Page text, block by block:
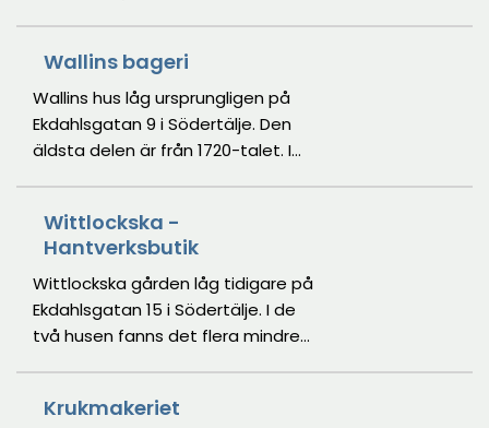
Torekällberget för att ge plats åt
varuhuset Kringlan. Idag finns
Lindbloms kafé i huset.
Södertälje. I ett accidenstryckeri
tillverkas tillfälliga trycksaker,
såsom reklamblad och etiketter.
Wallins bageri
Wallins hus låg ursprungligen på
Ekdahlsgatan 9 i Södertälje. Den
äldsta delen är från 1720-talet. I
Torekällberget. Idag används det
som bageri för Lindbloms kafé.
Wittlockska -
Hantverksbutik
Wittlockska gården låg tidigare på
Ekdahlsgatan 15 i Södertälje. I de
två husen fanns det flera mindre
flyttades till Torekällberget 1970.
Krukmakeriet